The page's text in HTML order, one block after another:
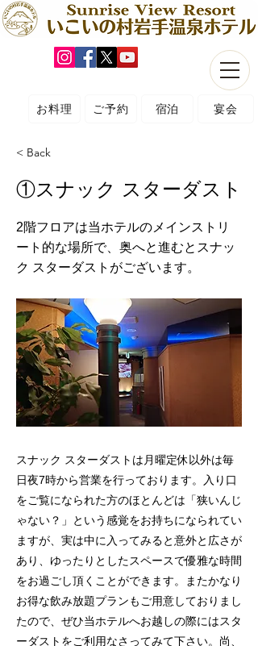
ご予約
お料理 宿泊 宴会
< Back
①スナック スターダスト
2階フロアは当ホテルのメインストリ
ート的な場所で、奥へと進むとスナッ
ク スターダストがございます。
スナック スターダストは月曜定休以外は毎
日夜7時から営業を行っております。入り口
をご覧になられた方のほとんどは「狭いんじ
ゃない？」という感覚をお持ちになられてい
ますが、実は中に入ってみると意外と広さが
あり、ゆったりとしたスペースで優雅な時間
をお過ごし頂くことができます。またかなり
お得な飲み放題プランもご用意しておりまし
たので、ぜひ当ホテルへお越しの際にはスタ
ーダストをご利用なさってみて下さい。尚、